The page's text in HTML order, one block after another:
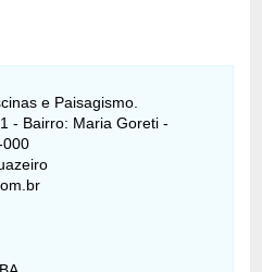
e Paisagismo.
- Bairro: Maria Goreti -
000